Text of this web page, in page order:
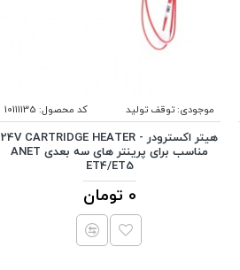
موجودی:توقف تولید کد محصول: 10111135
هیتر اکسترودر - 24V CARTRIDGE HEATER
مناسب برای پرینتر های سه بعدی ANET
ET4/ET5
0 تومان